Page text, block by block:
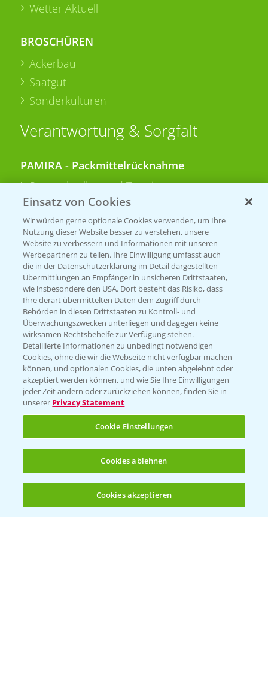
(noch 4)
Wetter Aktuell
BROSCHÜREN
Ackerbau
Saatgut
Sonderkulturen
Verantwortung & Sorgfalt
PAMIRA - Packmittelrücknahme
Sammelstellen und Termine
PRE - Chemikalien sicher entsorgen
Sammelstellen und Termine
Kontakt & Notfall
Beratung auf WhatsApp
T.+49 (0)174 346 564 1
KONTAKT
Hilfe in Notfällen
T.+49 (0)214/30-20220
Folgen Sie uns
Einsatz von Cookies
Wir würden gerne optionale Cookies verwenden, um Ihre
Nutzung dieser Website besser zu verstehen, unsere
Website zu verbessern und Informationen mit unseren
Werbepartnern zu teilen. Ihre Einwilligung umfasst auch
die in der Datenschutzerklärung im Detail dargestellten
Übermittlungen an Empfänger in unsicheren Drittstaaten,
wie insbesondere den USA. Dort besteht das Risiko, dass
Ihre derart übermittelten Daten dem Zugriff durch
Behörden in diesen Drittstaaten zu Kontroll- und
Überwachungszwecken unterliegen und dagegen keine
wirksamen Rechtsbehelfe zur Verfügung stehen.
Detaillierte Informationen zu unbedingt notwendigen
Cookies, ohne die wir die Webseite nicht verfügbar machen
können, und optionalen Cookies, die unten abgelehnt oder
akzeptiert werden können, und wie Sie Ihre Einwilligungen
jeder Zeit ändern oder zurückziehen können, finden Sie in
unserer Privacy Statement
Cookie Einstellungen
Cookies ablehnen
Cookies akzeptieren